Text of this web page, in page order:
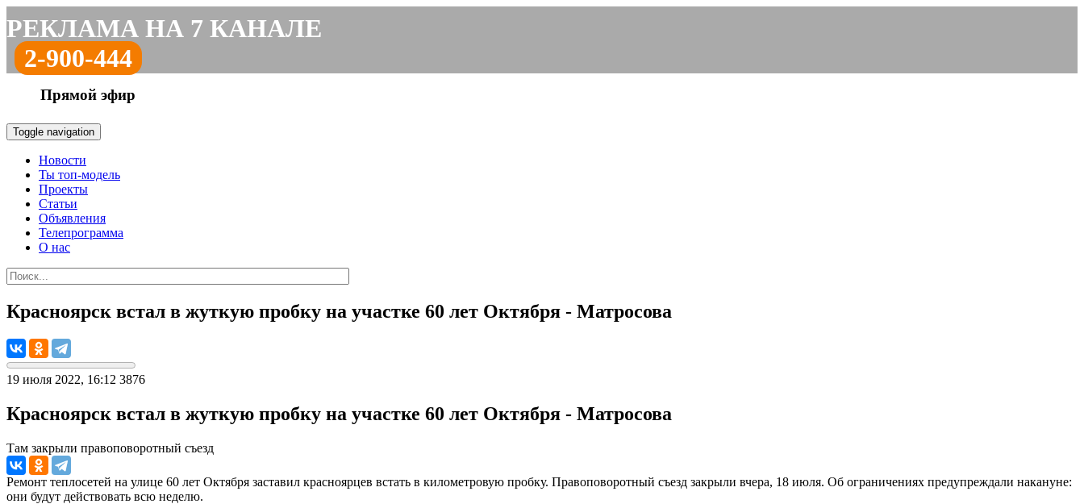
РЕКЛАМА НА 7 КАНАЛЕ
2-900-444
Прямой эфир
Toggle navigation
Новости
Ты топ-модель
Проекты
Статьи
Объявления
Телепрограмма
О нас
Красноярск встал в жуткую пробку на участке 60 лет Октября - Матросова
19 июля 2022, 16:12 3876
Красноярск встал в жуткую пробку на участке 60 лет Октября - Матросова
Там закрыли правоповоротный съезд
Ремонт теплосетей на улице 60 лет Октября заставил красноярцев встать в километровую пробку. Правоповоротный съезд закрыли вчера, 18 июля. Об ограничениях предупреждали накануне:
они будут действовать всю неделю.